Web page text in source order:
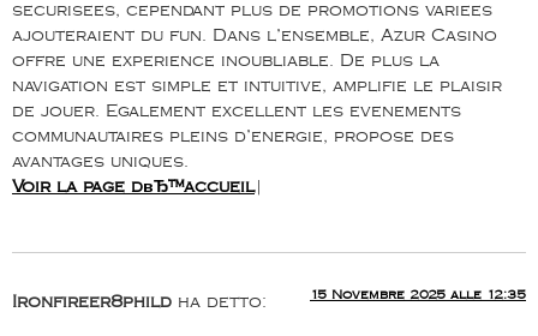
securisees, cependant plus de promotions variees
ajouteraient du fun. Dans l’ensemble, Azur Casino
offre une experience inoubliable. De plus la
navigation est simple et intuitive, amplifie le plaisir
de jouer. Egalement excellent les evenements
communautaires pleins d’energie, propose des
avantages uniques.
Voir la page dвЂ™accueil
Ironfireer8phild ha detto: 15 Novembre 2025 alle 12:35